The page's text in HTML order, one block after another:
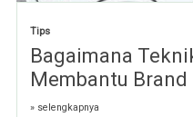
Tips
Bagaimana
Membantu
» selengkapnya